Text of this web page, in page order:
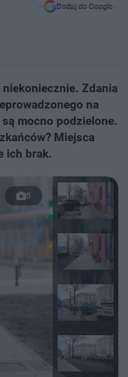
Dodaj do Google
Zdania
na
mocno podzielone.
Miejsca
ich brak.
5